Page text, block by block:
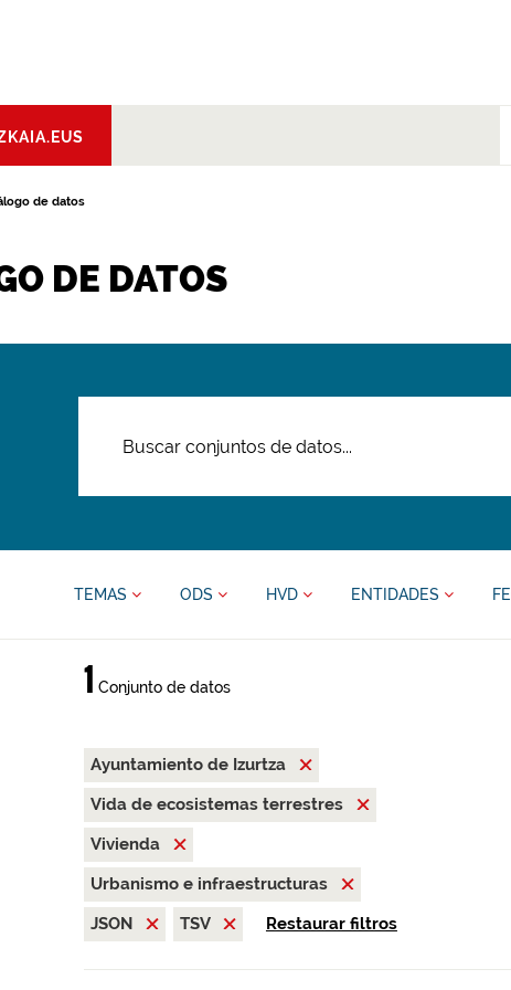
de datos
DE DATOS
TEMAS ODS HVD ENTIDADES
1 Conjunto de datos
Ayuntamiento de Izurtza
Vida de ecosistemas terrestres
Vivienda
Urbanismo e infraestructuras
JSON
TSV Restaurar filtros